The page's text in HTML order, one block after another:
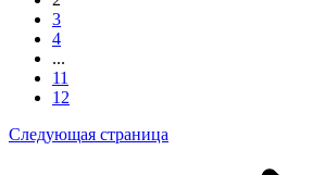
3
4
...
11
12
Следующая страница